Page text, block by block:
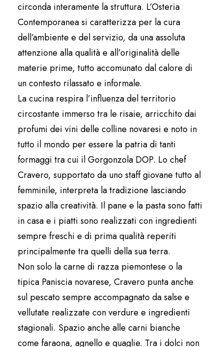
circonda interamente la struttura. L’Osteria
Contemporanea si caratterizza per la cura
dell’ambiente e del servizio, da una assoluta
attenzione alla qualità e all’originalità delle
materie prime, tutto accomunato dal calore di
un contesto rilassato e informale.
La cucina respira l’influenza del territorio
circostante immerso tra le risaie, arricchito dai
profumi dei vini delle colline novaresi e noto in
tutto il mondo per essere la patria di tanti
formaggi tra cui il Gorgonzola DOP. Lo chef
Cravero, supportato da uno staff giovane tutto al
femminile, interpreta la tradizione lasciando
spazio alla creatività. Il pane e la pasta sono fatti
in casa e i piatti sono realizzati con ingredienti
sempre freschi e di prima qualità reperiti
principalmente tra quelli della sua terra.
Non solo la carne di razza piemontese o la
tipica Paniscia novarese, Cravero punta anche
sul pescato sempre accompagnato da salse e
vellutate realizzate con verdure e ingredienti
stagionali. Spazio anche alle carni bianche
come faraona, agnello e quaglie. Tra i dolci non